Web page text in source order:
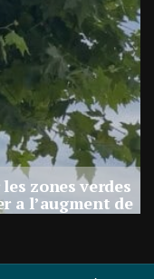
zones verdes
a l’augment de